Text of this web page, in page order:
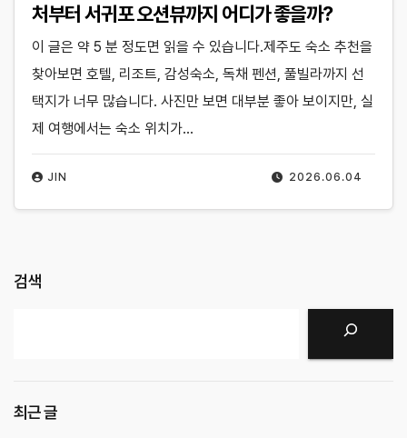
처부터 서귀포 오션뷰까지 어디가 좋을까?
2026.06.04
JIN
이 글은 약 5 분 정도면 읽을 수 있습니다.제주도 숙소 추천을
찾아보면 호텔, 리조트, 감성숙소, 독채 펜션, 풀빌라까지 선
택지가 너무 많습니다. 사진만 보면 대부분 좋아 보이지만, 실
제 여행에서는 숙소 위치가…
검색
최근 글